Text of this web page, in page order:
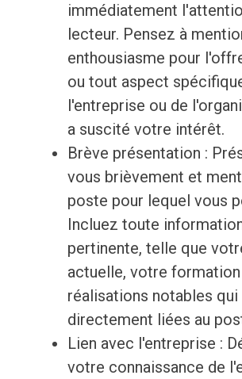
immédiatement
lecteur. Pensez à
enthousiasme pour
ou tout aspect
l'entreprise ou de
a suscité votre intérêt.
Brève présentation :
vous brièvement et
poste pour lequel vous
Incluez toute
pertinente, telle que
actuelle, votre
réalisations notables qui
directement liées au
Lien avec l'entreprise :
votre connaissance de